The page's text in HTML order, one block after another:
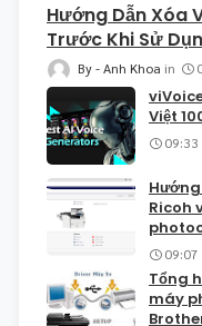
Hướng Dẫn Xóa
Trước Khi Sử
Anh Khoa
Việt
09:33
Ricoh
09:07
Tổng
máy